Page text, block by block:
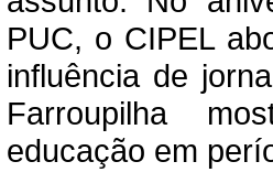
PUC, o CIPEL
influência de
Farroupilha
educação em